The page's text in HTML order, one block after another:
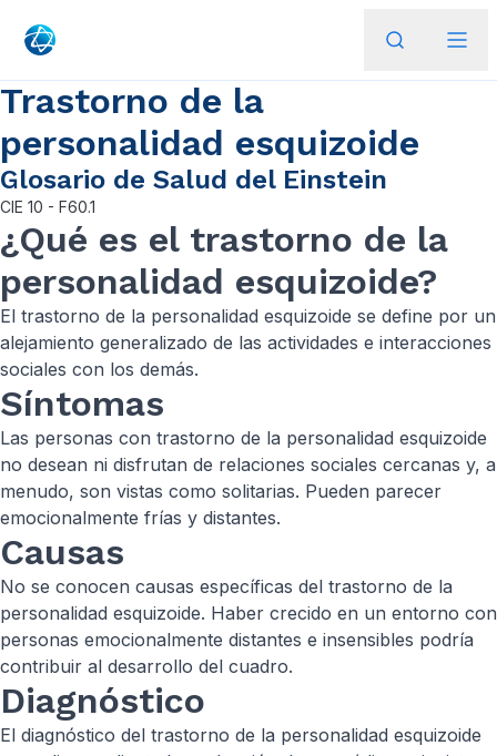
Trastorno de la
personalidad esquizoide
Glosario de Salud del Einstein
CIE 10 - F60.1
¿Qué es el trastorno de la
personalidad esquizoide?
El trastorno de la personalidad esquizoide se define por un
alejamiento generalizado de las actividades e interacciones
sociales con los demás.
Síntomas
Las personas con trastorno de la personalidad esquizoide
no desean ni disfrutan de relaciones sociales cercanas y, a
menudo, son vistas como solitarias. Pueden parecer
emocionalmente frías y distantes.
Causas
No se conocen causas específicas del trastorno de la
personalidad esquizoide. Haber crecido en un entorno con
personas emocionalmente distantes e insensibles podría
contribuir al desarrollo del cuadro.
Diagnóstico
El diagnóstico del trastorno de la personalidad esquizoide